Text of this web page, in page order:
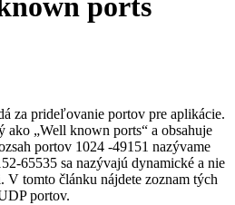
za prideľovanie portov pre aplikácie.
ako „Well known ports“ a obsahuje
portov 1024 -49151 nazývame
65535 sa nazývajú dynamické a nie
V tomto článku nájdete zoznam tých
portov.